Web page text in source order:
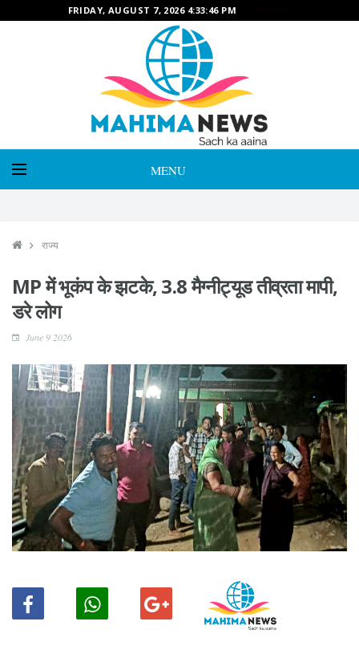
FRIDAY, AUGUST 7, 2026 4:33:47 PM
MENU
राज्य
MP में भूकंप के झटके, 3.8 मैग्नीट्यूड तीव्रता मापी,
डरे लोग
June 9 2026